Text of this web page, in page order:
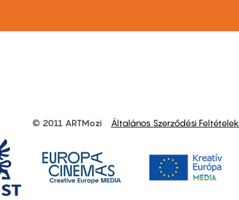
© 2011 ARTMozi Általános Szerződési Feltételek